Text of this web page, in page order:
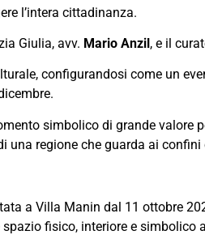
l’intera cittadinanza.
Giulia, avv. Mario Anzil, e il
configurandosi come un
simbolico di grande valore
regione che guarda ai
a Villa Manin dal 11 ottobre
fisico, interiore e simbolico